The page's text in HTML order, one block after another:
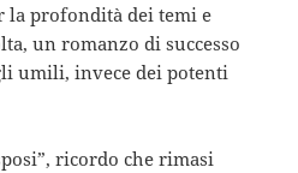
la profondità dei temi e
un romanzo di successo
umili, invece dei potenti
ricordo che rimasi